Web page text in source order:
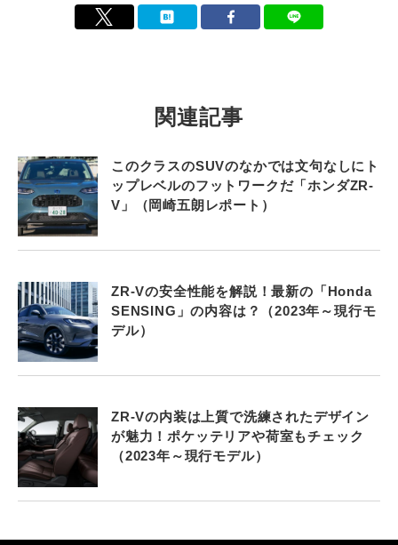
関連記事
このクラスのSUVのなかでは文句なしにト
ップレベルのフットワークだ「ホンダZR-
V」（岡崎五朗レポート）
ZR-Vの安全性能を解説！最新の「Honda
SENSING」の内容は？（2023年～現行モ
デル）
ZR-Vの内装は上質で洗練されたデザイン
が魅力！ポケッテリアや荷室もチェック
（2023年～現行モデル）